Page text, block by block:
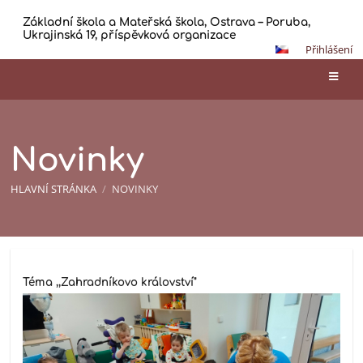
Základní škola a Mateřská škola, Ostrava – Poruba,
Ukrajinská 19, příspěvková organizace
Přihlášení
Novinky
HLAVNÍ STRÁNKA / NOVINKY
Téma ,,Zahradníkovo království"